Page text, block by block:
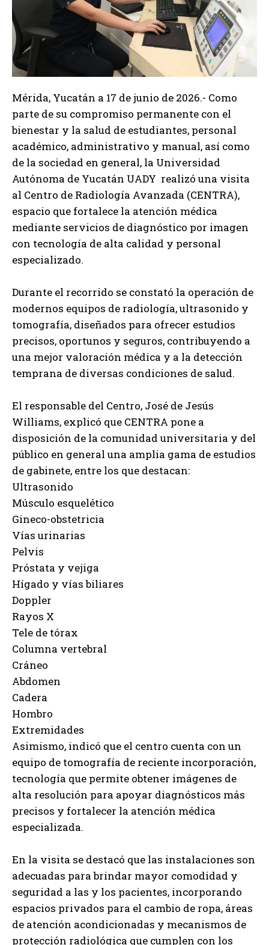
Mérida, Yucatán a 17 de junio de 2026.- Como
parte de su compromiso permanente con el
bienestar y la salud de estudiantes, personal
académico, administrativo y manual, así como
de la sociedad en general, la Universidad
Autónoma de Yucatán UADY realizó una visita
al Centro de Radiología Avanzada (CENTRA),
espacio que fortalece la atención médica
mediante servicios de diagnóstico por imagen
con tecnología de alta calidad y personal
especializado.
Durante el recorrido se constató la operación de
modernos equipos de radiología, ultrasonido y
tomografía, diseñados para ofrecer estudios
precisos, oportunos y seguros, contribuyendo a
una mejor valoración médica y a la detección
temprana de diversas condiciones de salud.
El responsable del Centro, José de Jesús
Williams, explicó que CENTRA pone a
disposición de la comunidad universitaria y del
público en general una amplia gama de estudios
de gabinete, entre los que destacan:
Ultrasonido
Músculo esquelético
Gineco-obstetricia
Vías urinarias
Pelvis
Próstata y vejiga
Hígado y vías biliares
Doppler
Rayos X
Tele de tórax
Columna vertebral
Cráneo
Abdomen
Cadera
Hombro
Extremidades
Asimismo, indicó que el centro cuenta con un
equipo de tomografía de reciente incorporación,
tecnología que permite obtener imágenes de
alta resolución para apoyar diagnósticos más
precisos y fortalecer la atención médica
especializada.
En la visita se destacó que las instalaciones son
adecuadas para brindar mayor comodidad y
seguridad a las y los pacientes, incorporando
espacios privados para el cambio de ropa, áreas
de atención acondicionadas y mecanismos de
protección radiológica que cumplen con los